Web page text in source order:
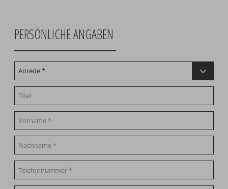
PERSÖNLICHE ANGABEN